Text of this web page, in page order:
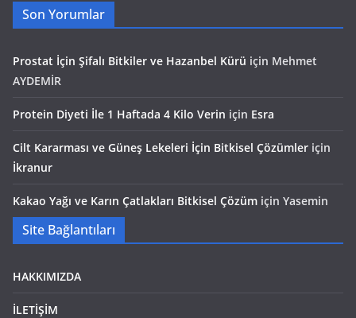
Son Yorumlar
Prostat İçin Şifalı Bitkiler ve Hazanbel Kürü için Mehmet
AYDEMİR
Protein Diyeti İle 1 Haftada 4 Kilo Verin için Esra
Cilt Kararması ve Güneş Lekeleri İçin Bitkisel Çözümler için
İkranur
Kakao Yağı ve Karın Çatlakları Bitkisel Çözüm için Yasemin
Site Bağlantıları
HAKKIMIZDA
İLETİŞİM